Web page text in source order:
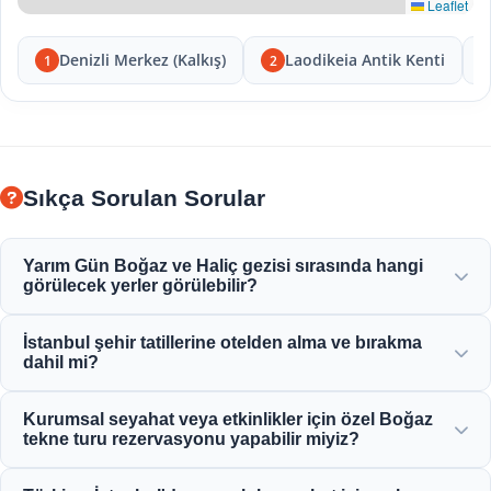
Leaflet
1 Denizli Merkez (Kalkış) 2 Laodikeia Antik Kenti
Sıkça Sorulan Sorular
Yarım Gün Boğaz ve Haliç gezisi sırasında hangi
görülecek yerler görülebilir?
Camii, Rumeli Hisarı ve zarif Osmanlı konaklarının
İstanbul şehir tatillerine otelden alma ve bırakma
dahil mi?
konumdaki otellerden uygun otel alma ve bırakma hizmeti
Kurumsal seyahat veya etkinlikler için özel Boğaz
tekne turu rezervasyonu yapabilir miyiz?